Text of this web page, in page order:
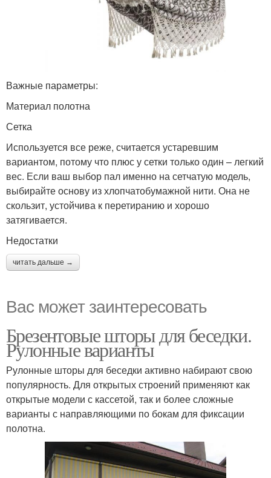
Важные параметры:
Материал полотна
Сетка
Используется все реже, считается устаревшим
вариантом, потому что плюс у сетки только один – легкий
вес. Если ваш выбор пал именно на сетчатую модель,
выбирайте основу из хлопчатобумажной нити. Она не
скользит, устойчива к перетиранию и хорошо
затягивается.
Недостатки
читать дальше →
Вас может заинтересовать
Брезентовые шторы для беседки.
Рулонные варианты
Рулонные шторы для беседки активно набирают свою
популярность. Для открытых строений применяют как
открытые модели с кассетой, так и более сложные
варианты с направляющими по бокам для фиксации
полотна.